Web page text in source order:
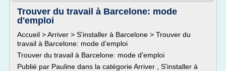
Trouver du travail à Barcelone: mode
d'emploi
Accueil > Arriver > S'installer à Barcelone > Trouver du
travail à Barcelone: mode d'emploi
Trouver du travail à Barcelone: mode d'emploi
Publié par Pauline dans la catégorie Arriver , S'installer à